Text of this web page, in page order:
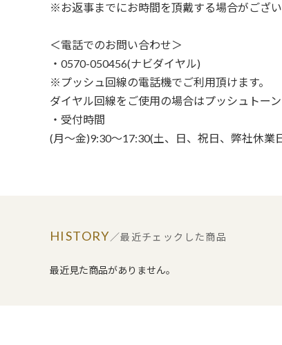
※お返事までにお時間を頂戴する場合がござ
＜電話でのお問い合わせ＞
・0570-050456(ナビダイヤル)
※プッシュ回線の電話機でご利用頂けます。
ダイヤル回線をご使用の場合はプッシュトーン
・受付時間
(月～金)9:30～17:30(土、日、祝日、弊社休業
HISTORY／最近チェックした商品
最近見た商品がありません。